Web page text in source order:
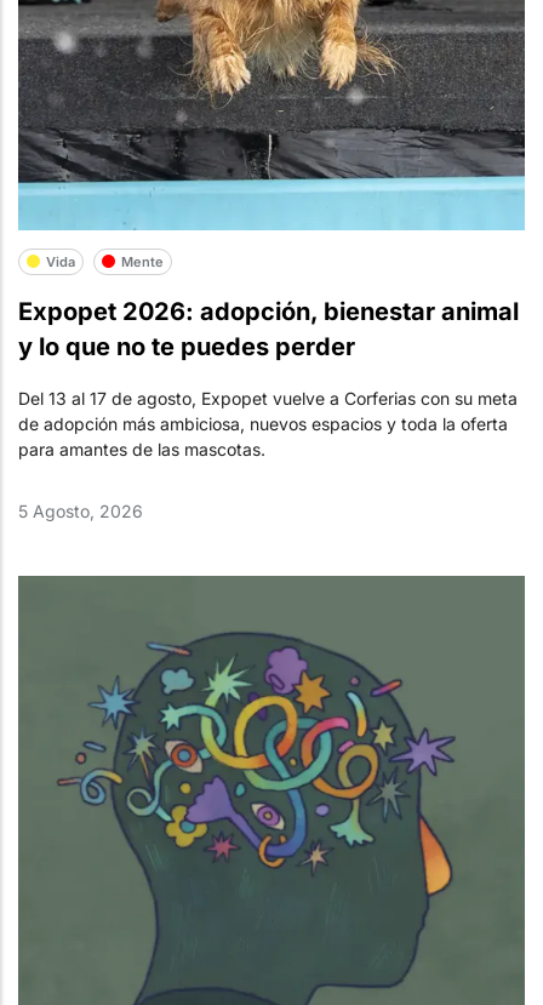
Vida Mente
Expopet 2026: adopción, bienestar animal
y lo que no te puedes perder
Del 13 al 17 de agosto, Expopet vuelve a Corferias con su meta
de adopción más ambiciosa, nuevos espacios y toda la oferta
para amantes de las mascotas.
5 Agosto, 2026